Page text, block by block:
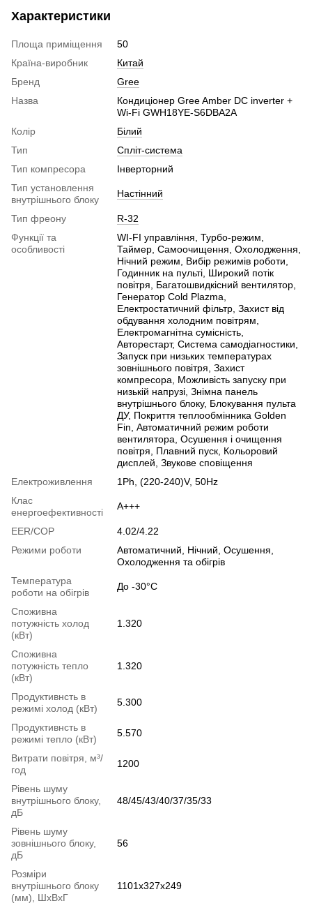
Характеристики
Площа приміщення
50
Країна-виробник
Китай
Бренд
Gree
Назва
Кондиціонер Gree Amber DC inverter +
Wi-Fi GWH18YE-S6DBA2A
Колір
Білий
Тип
Спліт-система
Тип компресора
Інверторний
Тип установлення
внутрішнього блоку
Настінний
Тип фреону
R-32
Функції та
особливості
WI-FI управління, Турбо-режим,
Таймер, Самоочищення, Охолодження,
Нічний режим, Вибір режимів роботи,
Годинник на пульті, Широкий потік
повітря, Багатошвидкісний вентилятор,
Генератор Cold Plazma,
Електростатичний фільтр, Захист від
обдування холодним повітрям,
Електромагнітна сумісність,
Авторестарт, Cистема самодіагностики,
Запуск при низьких температурах
зовнішнього повітря, Захист
компресора, Можливість запуску при
низькій напрузі, Знімна панель
внутрішнього блоку, Блокування пульта
ДУ, Покриття теплообмінника Golden
Fin, Автоматичний режим роботи
вентилятора, Осушення і очищення
повітря, Плавний пуск, Кольоровий
дисплей, Звукове сповіщення
Електроживлення
1Ph, (220-240)V, 50Hz
Клас
енергоефективності
A+++
EER/COP
4.02/4.22
Режими роботи
Автоматичний, Нічний, Осушення,
Охолодження та обігрів
Температура
роботи на обігрів
До -30°C
Споживна
потужність холод
(кВт)
1.320
Споживна
потужність тепло
(кВт)
1.320
Продуктивнсть в
режимі холод (кВт)
5.300
Продуктивнсть в
режимі тепло (кВт)
5.570
Витрати повітря, м³/
год
1200
Рівень шуму
внутрішнього блоку,
дБ
48/45/43/40/37/35/33
Рівень шуму
зовнішнього блоку,
дБ
56
Розміри
внутрішнього блоку
(мм), ШхВхГ
1101x327x249